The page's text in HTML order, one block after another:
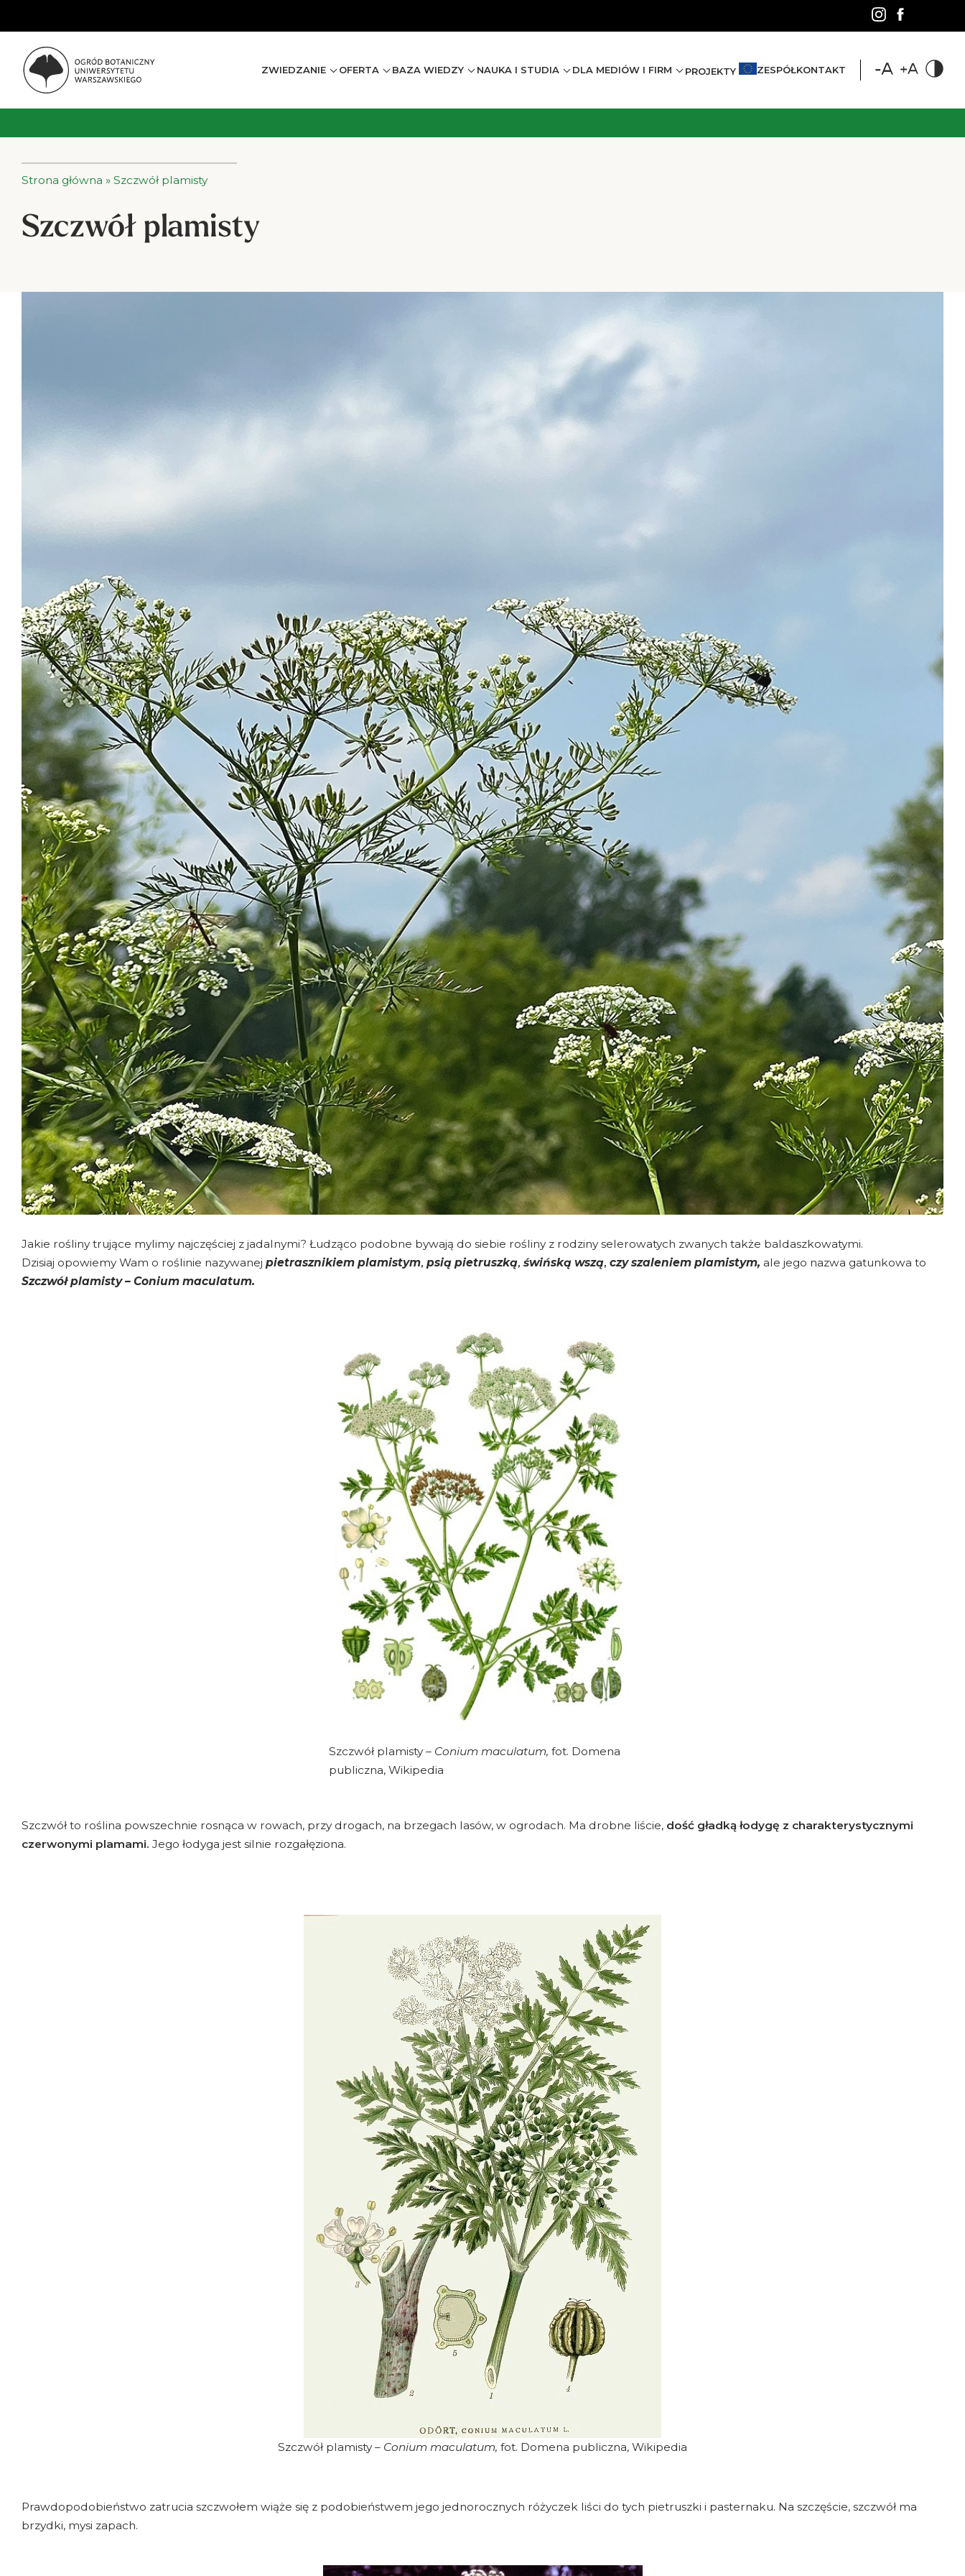
ZWIEDZANIE OFERTA BAZA WIEDZY NAUKA I STUDIA DLA MEDIÓW I FIRM PROJEKTY ZESPÓŁKONTAKT
Strona główna » Szczwół plamisty
Szczwół plamisty
Jakie rośliny trujące mylimy najczęściej z jadalnymi? Łudząco podobne bywają do siebie rośliny z rodziny selerowatych zwanych także baldaszkowatymi.
Dzisiaj opowiemy Wam o roślinie nazywanej pietrasznikiem plamistym, psią pietruszką, świńską wszą, czy szaleniem plamistym, ale jego nazwa gatunkowa to
Szczwół plamisty – Conium maculatum.
Szczwół plamisty –Conium maculatum, fot. Domena
publiczna, Wikipedia
Szczwół to roślina powszechnie rosnąca w rowach, przy drogach, na brzegach lasów, w ogrodach. Ma drobne liście, dość gładką łodygę z charakterystycznymi
czerwonymi plamami. Jego łodyga jest silnie rozgałęziona.
Szczwół plamisty – Conium maculatum, fot. Domena publiczna, Wikipedia
Prawdopodobieństwo zatrucia szczwołem wiąże się z podobieństwem jego jednorocznych różyczek liści do tych pietruszki i pasternaku. Na szczęście, szczwół ma
brzydki, mysi zapach.